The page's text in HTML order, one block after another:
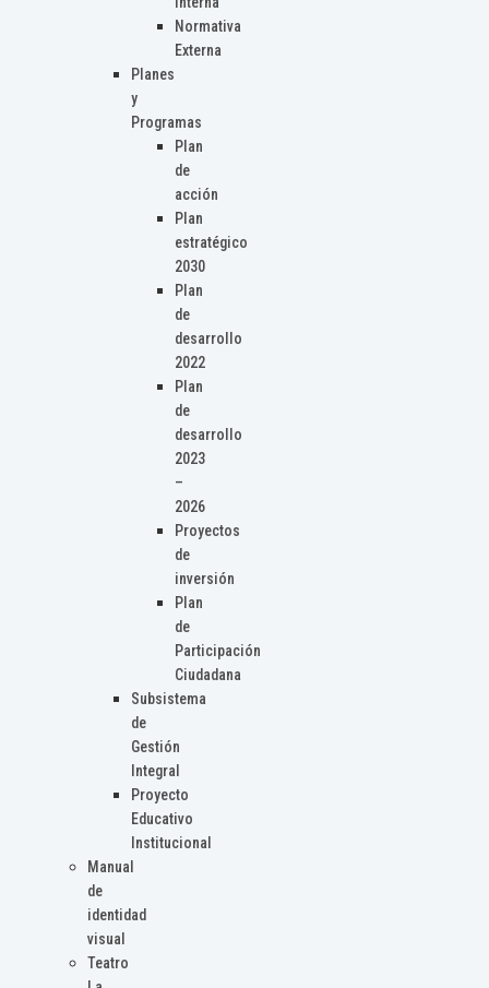
Normativa
Externa
Planes
y
Programas
Plan
de
acción
Plan
estratégico
2030
Plan
de
desarrollo
2022
Plan
de
desarrollo
2023
–
2026
Proyectos
de
inversión
Plan
de
Participación
Ciudadana
Subsistema
de
Gestión
Integral
Proyecto
Educativo
Institucional
Manual
de
identidad
visual
Teatro